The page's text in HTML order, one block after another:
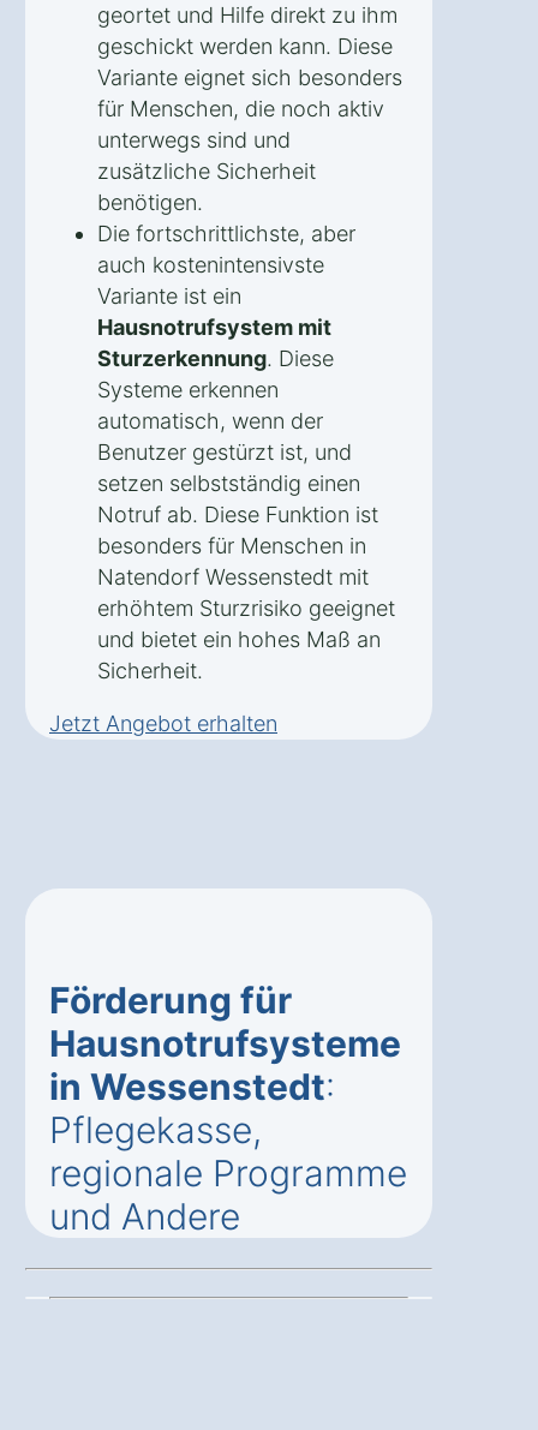
geortet und Hilfe direkt zu ihm
geschickt werden kann. Diese
Variante eignet sich besonders
für Menschen, die noch aktiv
unterwegs sind und
zusätzliche Sicherheit
benötigen.
Die fortschrittlichste, aber
auch kostenintensivste
Variante ist ein
Hausnotrufsystem mit
Sturzerkennung. Diese
Systeme erkennen
automatisch, wenn der
Benutzer gestürzt ist, und
setzen selbstständig einen
Notruf ab. Diese Funktion ist
besonders für Menschen in
Natendorf Wessenstedt mit
erhöhtem Sturzrisiko geeignet
und bietet ein hohes Maß an
Sicherheit.
Jetzt Angebot erhalten
Förderung für
Hausnotrufsysteme
in Wessenstedt:
Pflegekasse,
regionale Programme
und Andere